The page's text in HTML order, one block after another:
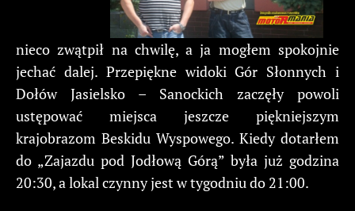
nieco zwątpił na chwilę, a ja mogłem spokojnie
jechać dalej. Przepiękne widoki Gór Słonnych i
Dołów Jasielsko – Sanockich zaczęły powoli
ustępować miejsca jeszcze piękniejszym
krajobrazom Beskidu Wyspowego. Kiedy dotarłem
do „Zajazdu pod Jodłową Górą” była już godzina
20:30, a lokal czynny jest w tygodniu do 21:00.